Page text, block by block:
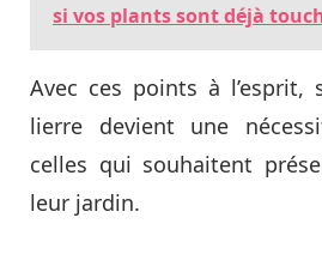
si vos plants sont déjà
Avec ces points à l’esprit,
lierre devient une
celles qui souhaitent
leur jardin.